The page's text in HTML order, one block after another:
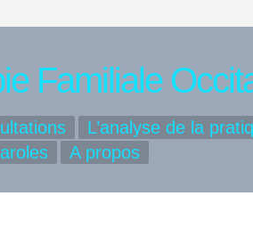
Familiale
L’analyse de la
A propos